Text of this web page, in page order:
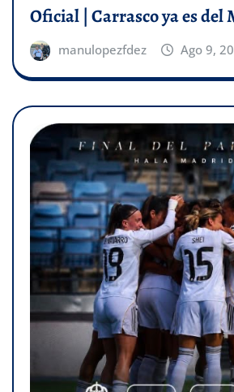
Oficial | Carrasco ya es del
manulopezfdez Ago 9,